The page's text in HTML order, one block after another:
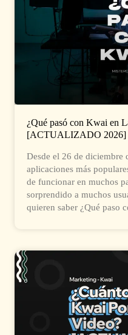
¿Qué pasó con Kwai en
[ACTUALIZADO 2026]
Desde el 26 de diciembre
aplicaciones más
de funcionar en muchos
sorprendido a muchos
quieren saber ¿Qué paso